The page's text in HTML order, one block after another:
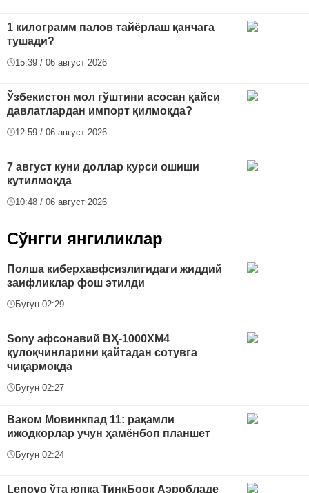
1 килограмм палов тайёрлаш қанчага
тушади?
15:39 / 06 август 2026
Ўзбекистон мол гўштини асосан қайси
давлатлардан импорт қилмоқда?
12:59 / 06 август 2026
7 август куни доллар курси ошиши
кутилмоқда
10:48 / 06 август 2026
Сўнгги янгиликлар
Полша киберхавфсизлигидаги жиддий
заифликлар фош этилди
Бугун 02:29
Sony афсонавий ВҲ-1000XM4
қулоқчинларини қайтадан сотувга
чиқармоқда
Бугун 02:27
Ваком Мовинкпад 11: рақамли
ижодкорлар учун ҳамёнбоп планшет
Бугун 02:24
Lenovo ўта юпқа ТинкБоок Аэробладе